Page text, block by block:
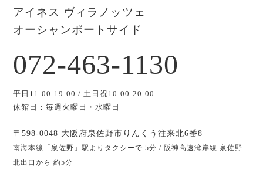
アイネス ヴィラノッツェ
オーシャンポートサイド
072-463-1130
平日11:00-19:00 / 土日祝10:00-20:00
休館日：毎週火曜日・水曜日
〒598-0048 大阪府泉佐野市りんくう往来北6番8
南海本線「泉佐野」駅よりタクシーで 5分 / 阪神高速湾岸線 泉佐野
北出口から 約5分